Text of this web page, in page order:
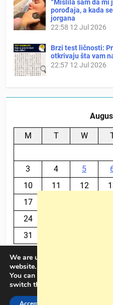
“Mislila sam da mi
porođaja, a kada
jorgana
22:58 12 Jul 2026
Brzi test ličnosti:
otkrivaju šta vam
22:57 12 Jul 2026
M T W
3
4 5
10
11 12
17
24
31
BalkanPlus 2024©
We are using cookies to give
website.
You can find out more about
switch them off in